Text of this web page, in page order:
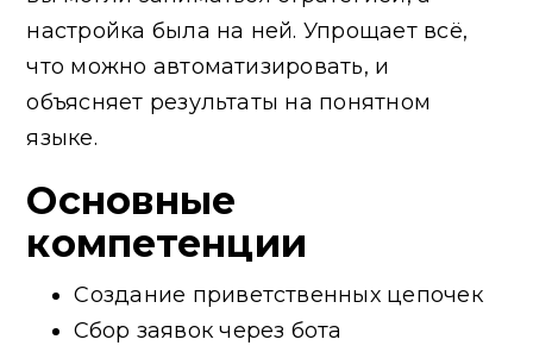
настройка была на ней. Упрощает всё,
что можно автоматизировать, и
объясняет результаты на понятном
языке.
Основные
компетенции
Создание приветственных цепочек
Сбор заявок через бота